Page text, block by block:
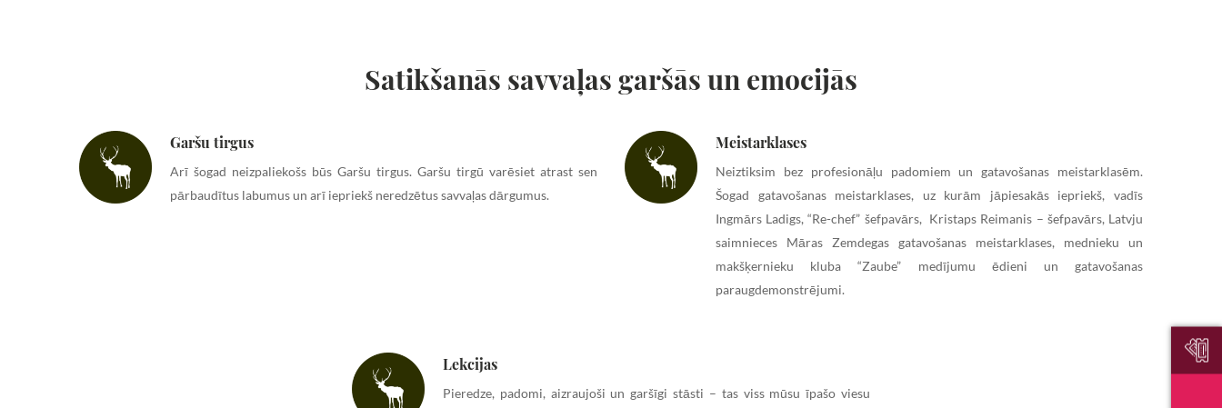
Satikšanās savvaļas garšās un emocijās
Garšu tirgus
Arī šogad neizpaliekošs būs Garšu tirgus. Garšu tirgū varēsiet atrast sen
pārbaudītus labumus un arī iepriekš neredzētus savvaļas dārgumus.
Meistarklases
Neiztiksim bez profesionāļu padomiem un gatavošanas meistarklasēm.
Šogad gatavošanas meistarklases, uz kurām jāpiesakās iepriekš, vadīs
Ingmārs Ladigs, “Re-chef” šefpavārs, Kristaps Reimanis – šefpavārs, Latvju
saimnieces Māras Zemdegas gatavošanas meistarklases, mednieku un
makšķernieku kluba “Zaube” medījumu ēdieni un gatavošanas
paraugdemonstrējumi.
Lekcijas
Pieredze, padomi, aizraujoši un garšīgi stāsti – tas viss mūsu īpašo viesu